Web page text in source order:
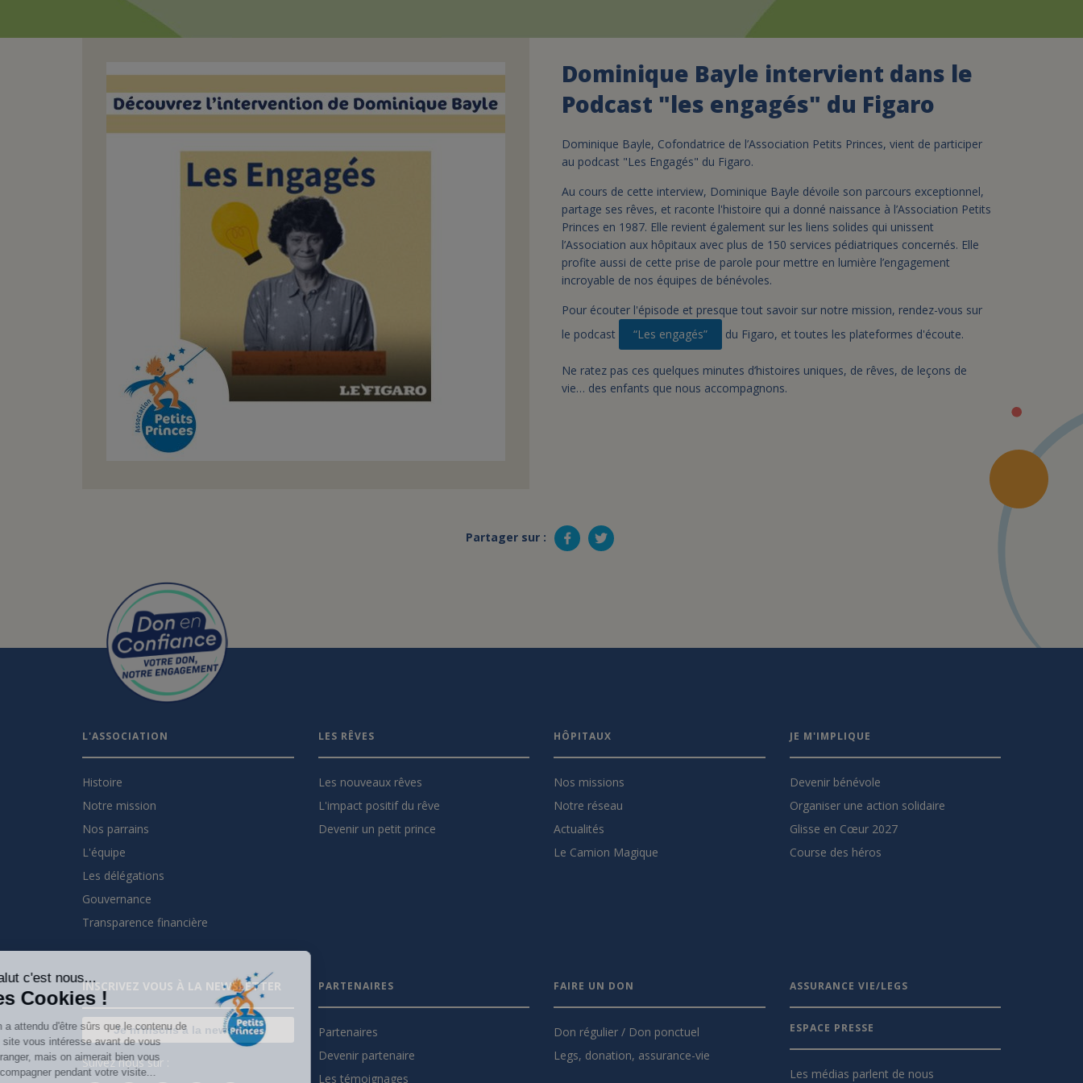
Salut c'est nous...
les Cookies !
On a attendu d'être sûrs que le contenu de
ce site vous intéresse avant de vous
déranger, mais on aimerait bien vous
accompagner pendant votre visite...
Dominique Bayle intervient dans le
Podcast "les engagés" du Figaro
Dominique Bayle, Cofondatrice de l’Association Petits Princes, vient de participer
au podcast "Les Engagés" du Figaro.
Au cours de cette interview, Dominique Bayle dévoile son parcours exceptionnel,
partage ses rêves, et raconte l'histoire qui a donné naissance à l’Association Petits
Princes en 1987. Elle revient également sur les liens solides qui unissent
l’Association aux hôpitaux avec plus de 150 services pédiatriques concernés. Elle
profite aussi de cette prise de parole pour mettre en lumière l’engagement
incroyable de nos équipes de bénévoles.
Pour écouter l'épisode et presque tout savoir sur notre mission, rendez-vous sur
le podcast
“Les engagés” du Figaro, et toutes les plateformes d'écoute.
Ne ratez pas ces quelques minutes d’histoires uniques, de rêves, de leçons de
vie… des enfants que nous accompagnons.
Partager sur :
L'ASSOCIATION
Histoire
Notre mission
Nos parrains
L'équipe
Les délégations
Gouvernance
Transparence financière
LES RÊVES
Les nouveaux rêves
L'impact positif du rêve
Devenir un petit prince
HÔPITAUX
Nos missions
Notre réseau
Actualités
Le Camion Magique
JE M'IMPLIQUE
Devenir bénévole
Organiser une action solidaire
Glisse en Cœur 2027
Course des héros
INSCRIVEZ VOUS À LA NEWSLETTER
Je m'inscris à la newsletter
Suivez nous sur :
PARTENAIRES
Partenaires
Devenir partenaire
Les témoignages
FAIRE UN DON
Don régulier / Don ponctuel
Legs, donation, assurance-vie
ASSURANCE VIE/LEGS
ESPACE PRESSE
Les médias parlent de nous